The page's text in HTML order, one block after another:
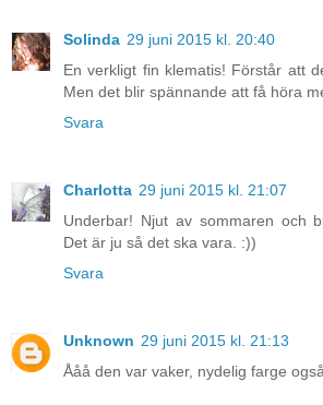
Solinda 29 juni 2015 kl. 20:40
En verkligt fin klematis! Förstår att
Men det blir spännande att få höra
Svara
Charlotta 29 juni 2015 kl. 21:07
Underbar! Njut av sommaren och
Det är ju så det ska vara. :))
Svara
Unknown 29 juni 2015 kl. 21:13
Ååå den var vaker, nydelig farge